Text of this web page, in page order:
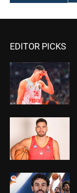
EDITOR PICKS